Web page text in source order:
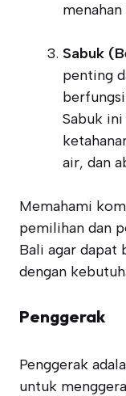
Sabuk
penting
Sabuk
air, dan
Memahami
pemilihan dan
Bali agar dapat
dengan
Penggerak
Penggerak
untuk